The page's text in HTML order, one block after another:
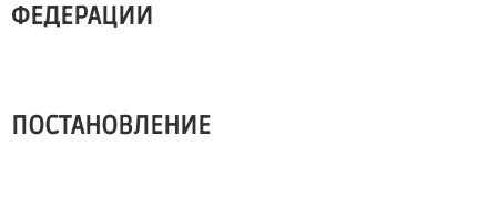
ФЕДЕРАЦИИ
ПОСТАНОВЛЕНИЕ